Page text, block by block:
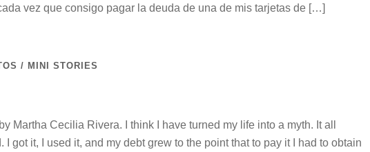
vez que consigo pagar la deuda de una de mis tarjetas de […]
/ MINI STORIES
Martha Cecilia Rivera. I think I have turned my life into a myth. It all
I got it, I used it, and my debt grew to the point that to pay it I had to obtain